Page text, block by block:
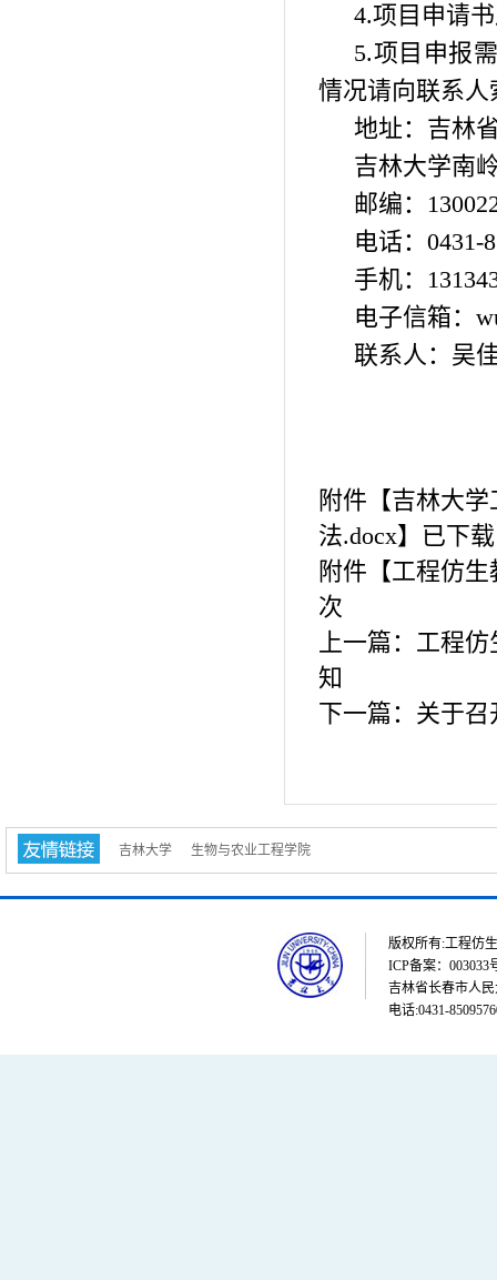
4.项目申请
5.项目申报
情况请向联系人
地址：吉林
吉林大学南
邮编：
电话：0431-
手机：
电子信箱：
联系人：吴
附件【吉林大
法.docx】已下载
附件【工程仿生
次
上一篇： 工程仿
知
下一篇： 关于召
吉林大学 生物与农业工程学院
版权所有:工程仿
ICP备案：003033
吉林省长春市人
电话:0431-